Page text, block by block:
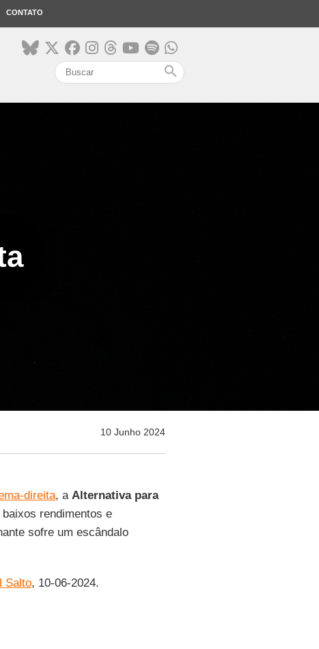
CONTATO
search
10 Junho 2024
direita, a Alternativa para
rendimentos e
sofre um escândalo
Salto, 10-06-2024.